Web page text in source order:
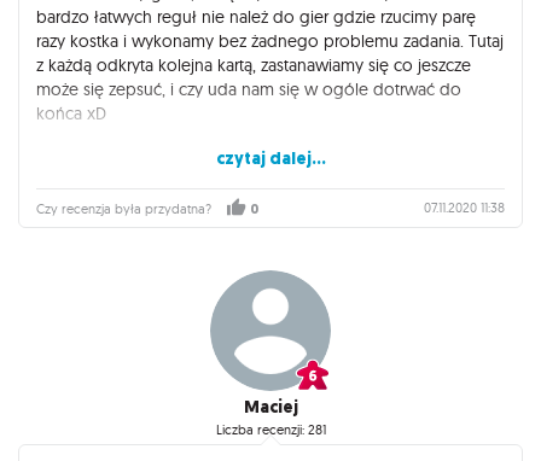
bardzo łatwych reguł nie należ do gier gdzie rzucimy parę
razy kostka i wykonamy bez żadnego problemu zadania. Tutaj
z każdą odkryta kolejna kartą, zastanawiamy się co jeszcze
może się zepsuć, i czy uda nam się w ogóle dotrwać do
końca xD
Polecam że względu na regrywalność, bardzo łatwe zasady,
oraz klimat.
czytaj dalej...
Czy recenzja była przydatna? 0 07.11.2020 11:38
Maciej
Liczba recenzji: 281